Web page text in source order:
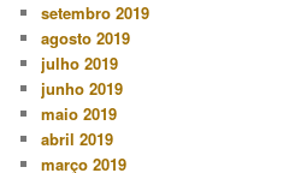
setembro 2019
agosto 2019
julho 2019
junho 2019
maio 2019
abril 2019
março 2019